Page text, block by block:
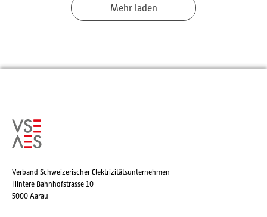
Mehr laden
Verband Schweizerischer Elektrizitätsunternehmen
Hintere Bahnhofstrasse 10
5000 Aarau